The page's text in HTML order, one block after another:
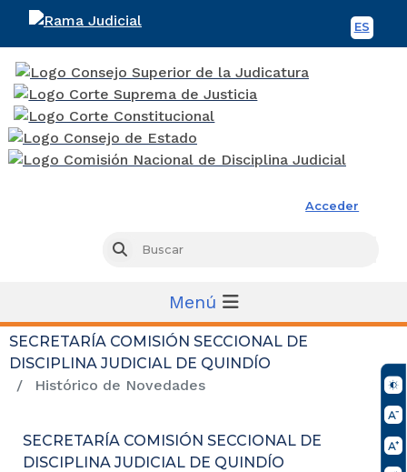
ES
Acceder
Buscar
Menú
SECRETARÍA COMISIÓN SECCIONAL DE
DISCIPLINA JUDICIAL DE QUINDÍO
Histórico de Novedades
SECRETARÍA COMISIÓN SECCIONAL DE
DISCIPLINA JUDICIAL DE QUINDÍO